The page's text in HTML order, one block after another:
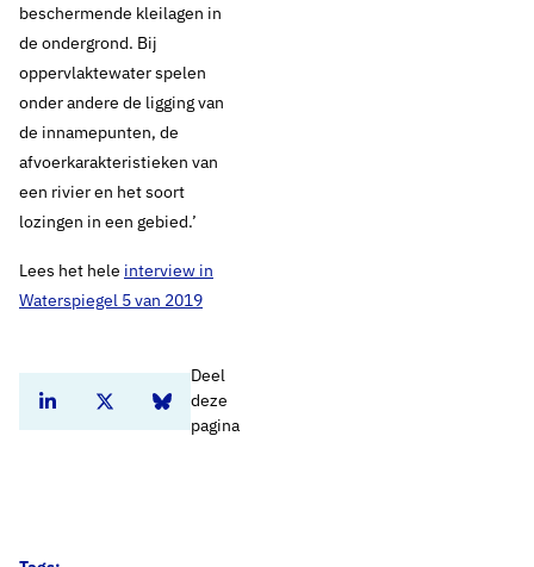
beschermende kleilagen in
de ondergrond. Bij
oppervlaktewater spelen
onder andere de ligging van
de innamepunten, de
afvoerkarakteristieken van
een rivier en het soort
lozingen in een gebied.’
Lees het hele interview in
Waterspiegel 5 van 2019
Deel
deze
pagina
Deel dit artikel op Linkedin
Deel dit artikel op Twitter
Deel dit artikel op Bluesky